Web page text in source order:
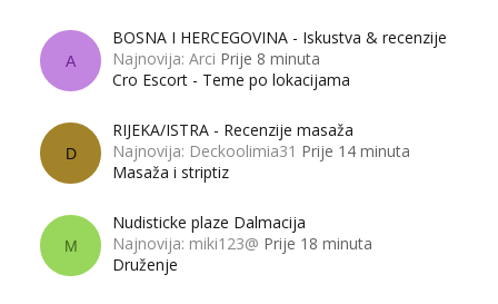
A
BOSNA I HERCEGOVINA - Iskustva & recenzije
Najnovija: Arci Prije 8 minuta
Cro Escort - Teme po lokacijama
D
RIJEKA/ISTRA - Recenzije masaža
Najnovija: Deckoolimia31 Prije 14 minuta
Masaža i striptiz
M
Nudisticke plaze Dalmacija
Najnovija: miki123@ Prije 18 minuta
Druženje